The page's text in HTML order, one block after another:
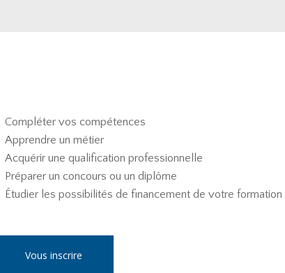
Compléter vos compétences
Apprendre un métier
Acquérir une qualification professionnelle
Préparer un concours ou un diplôme
Étudier les possibilités de financement de votre formation
Vous inscrire